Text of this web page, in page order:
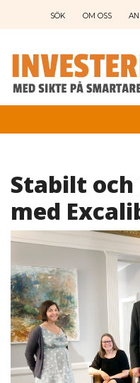
SÖK OM OSS
Stabilt
med